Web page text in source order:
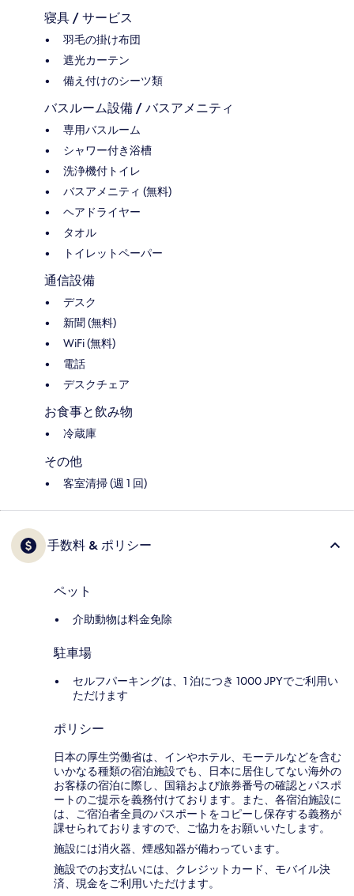
寝具 / サービス
羽毛の掛け布団
遮光カーテン
備え付けのシーツ類
バスルーム設備 / バスアメニティ
専用バスルーム
シャワー付き浴槽
洗浄機付トイレ
バスアメニティ (無料)
ヘアドライヤー
タオル
トイレットペーパー
通信設備
デスク
新聞 (無料)
WiFi (無料)
電話
デスクチェア
お食事と飲み物
冷蔵庫
その他
客室清掃 (週 1 回)
手数料 & ポリシー
ペット
介助動物は料金免除
駐車場
セルフパーキングは、1 泊につき 1000 JPYでご利用い
ただけます
ポリシー
日本の厚生労働省は、インやホテル、モーテルなどを含む
いかなる種類の宿泊施設でも、日本に​居住してない海外の
お客様の宿泊に際し、国籍および旅券番号の確認とパスポ
ートのご提示を義務付け​ております。また、各宿泊施設に
は、ご宿泊者全員のパスポートをコピーし保存する義務が
課せられておりますの​で、ご協力をお願いいたします。
施設には消火器、煙感知器が備わっています。
施設でのお支払いには、クレジットカード、モバイル決
済、現金をご利用いただけます。